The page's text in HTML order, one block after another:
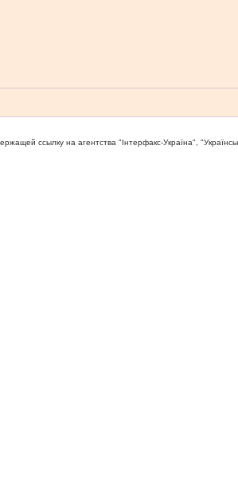
ссылку на агентства "Iнтерфакс-Україна",